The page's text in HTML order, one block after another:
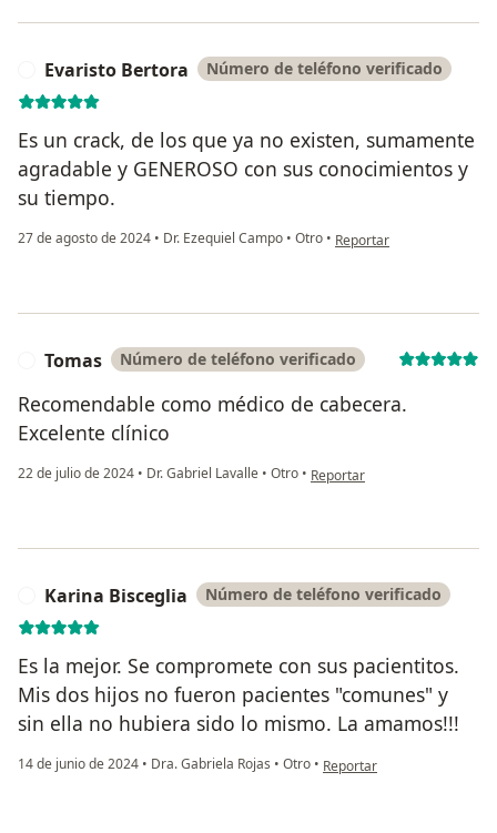
Evaristo Bertora Número de teléfono verificado
Es un crack, de los que ya no existen, sumamente
agradable y GENEROSO con sus conocimientos y
su tiempo.
27 de agosto de 2024 • Dr. Ezequiel Campo • Otro • en opinión del usuario
Reportar
Tomas Número de teléfono verificado
Recomendable como médico de cabecera.
Excelente clínico
22 de julio de 2024 • Dr. Gabriel Lavalle • Otro • en opinión del usuario Tomas
Reportar
Karina Bisceglia Número de teléfono verificado
Es la mejor. Se compromete con sus pacientitos.
Mis dos hijos no fueron pacientes "comunes" y
sin ella no hubiera sido lo mismo. La amamos!!!
14 de junio de 2024 • Dra. Gabriela Rojas • Otro • en opinión del usuario
Reportar